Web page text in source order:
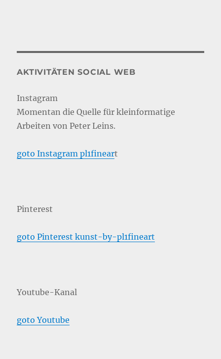
AKTIVITÄTEN SOCIAL WEB
Instagram
Momentan die Quelle für kleinformatige
Arbeiten von Peter Leins.
goto Instagram pl1fineart
Pinterest
goto Pinterest kunst-by-pl1fineart
Youtube-Kanal
goto Youtube